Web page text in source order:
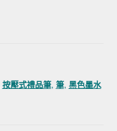
按壓式禮品筆, 筆, 黑色墨水